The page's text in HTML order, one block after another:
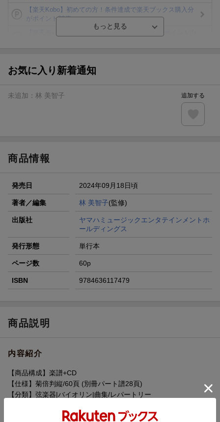
【楽天Kobo】初めての方！条件達成で楽天ブックス購入分
がポイント20倍
ト山分け
エントリー＆3,000円以上購入で無料データSIM（3GB/月プ
楽天モバイル紹介キャンペーンの拡散で300円OFFクーポン
お気に入り新着通知
未追加： 林 美智子 追加する
商品情報
発売日 2024年09月18日頃
著者／編集 林 美智子(監修)
出版社
ヤマハミュージックエンタテインメントホ
ールディングス
発行形態 単行本
ページ数 60p
ISBN 9784636117479
商品説明
内容紹介
【商品構成】楽譜+CD
【仕様】菊倍判縦/60頁 (別冊パート譜28頁)
【分類】弦楽器|バイオリン|曲集/レパートリー
【監修者】林 美智子